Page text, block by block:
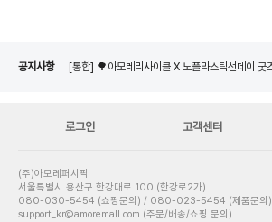
공지사항
로그인 고객센터
(주)아모레퍼시픽
서울특별시 용산구 한강대로 100 (한강로2가)
080-030-5454 (쇼핑문의) / 080-023-5454 (제품문의)
support_kr@amoremall.com (주문/배송/쇼핑 문의)